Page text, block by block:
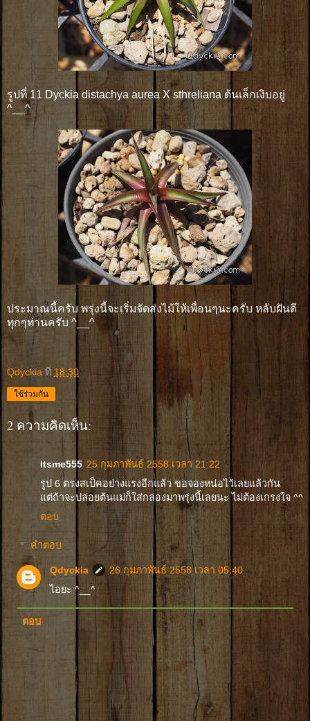
รูปที่ 11 Dyckia distachya aurea X sthreliana ต้นเล็กเงิบอยู่
^__^
ประมาณนี้ครับ พรุ่งนี้จะเริ่มจัดส่งไม้ให้เพื่อนๆนะครับ หลับฝันดี
ทุกๆท่านครับ ^__^
Qdyckia ที่ 18:30
ใช้ร่วมกัน
2 ความคิดเห็น:
Itsme555 25 กุมภาพันธ์ 2558 เวลา 21:22
รูป 6 ตรงสเป็คอย่างแรงอีกแล้ว ขอจองหน่อไว้เลยแล้วกัน
แต่ถ้าจะปล่อยต้นแม่ก็ใส่กล่องมาพรุ่งนี้เลยนะ ไม่ต้องเกรงใจ ^^
ตอบ
คำตอบ
Qdyckia
26 กุมภาพันธ์ 2558 เวลา 05:40
ไอยะ ^__^
ตอบ